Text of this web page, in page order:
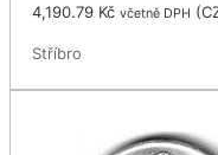
4,190.79 Kč včetně DPH (
Stříbro